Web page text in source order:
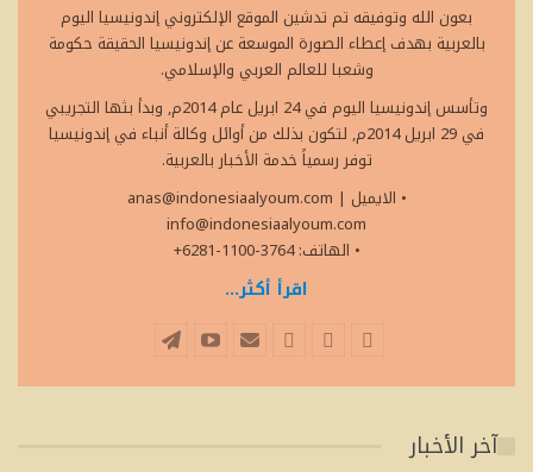
بعون الله وتوفيقه تم تدشين الموقع الإلكتروني إندونيسيا اليوم
بالعربية بهدف إعطاء الصورة الموسعة عن إندونيسيا الحقيقة حكومة
وشعبا للعالم العربي والإسلامي.
وتأسس إندونيسيا اليوم في 24 ابريل عام 2014م, وبدأ بثها التجريبي
في 29 ابريل 2014م, لتكون بذلك من أوائل وكالة أنباء في إندونيسيا
توفر رسمياً خدمة الأخبار بالعربية.
• الايميل
anas@indonesiaalyoum.com |
info@indonesiaalyoum.com
• الهاتف: 3764-1100-6281+
اقرأ أكثر...
آخر الأخبار